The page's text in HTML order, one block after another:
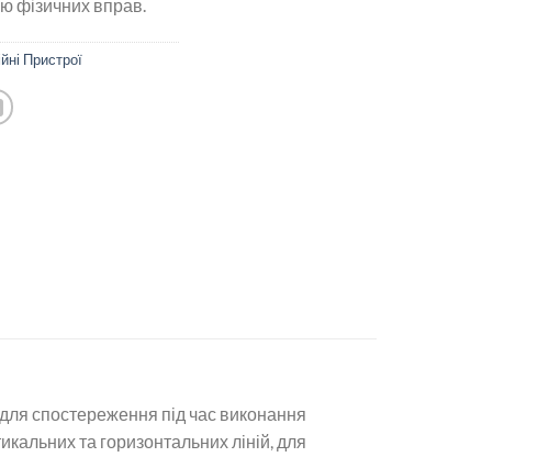
фізичних вправ.
Пристрої
спостереження під час виконання
та горизонтальних ліній, для